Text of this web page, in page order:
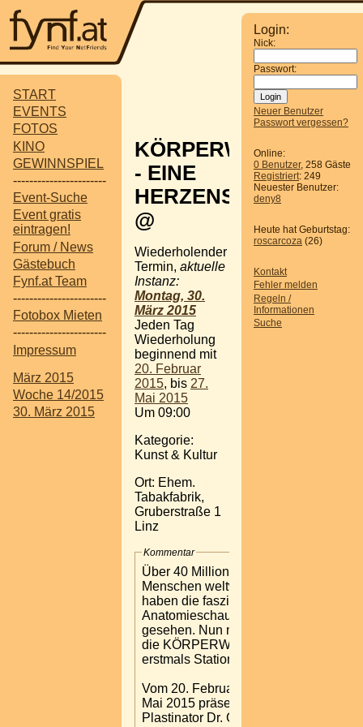
START
EVENTS
FOTOS
KINO
GEWINNSPIEL
-----------------------
Event-Suche
Event gratis
eintragen!
Forum / News
Gästebuch
Fynf.at Team
-----------------------
Fotobox Mieten
-----------------------
Impressum
März 2015
Woche 14/2015
30. März 2015
Login:
Nick:
Passwort:
Neuer Benutzer
Passwort vergessen?
Online:
0 Benutzer, 258 Gäste
Registriert: 249
Neuester Benutzer:
deny8
Heute hat Geburtstag:
roscarcoza (26)
Kontakt
Fehler melden
Regeln /
Informationen
Suche
KÖRPERWELTEN
- EINE
HERZENSSACHE
@
Wiederholender
Termin, aktuelle
Instanz:
Montag, 30.
März 2015
Jeden Tag
Wiederholung
beginnend mit
20. Februar
2015, bis 27.
Mai 2015
Um 09:00
Kategorie:
Kunst & Kultur
Ort: Ehem.
Tabakfabrik,
Gruberstraße 1
Linz
Kommentar
Über 40 Millionen
Menschen weltweit
haben die faszinierende
Anatomieschau bereits
gesehen. Nun machen
die KÖRPERWELTEN
erstmals Station in Linz.
Vom 20. Februar bis 27.
Mai 2015 präsentieren
Plastinator Dr. Gunther